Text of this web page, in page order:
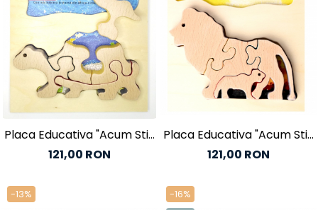
Placa Educativa "Acum Stiu
.."
121,00 RON
Placa Educativa "Acum Stiu
.."
121,00 RON
-13%
-16%